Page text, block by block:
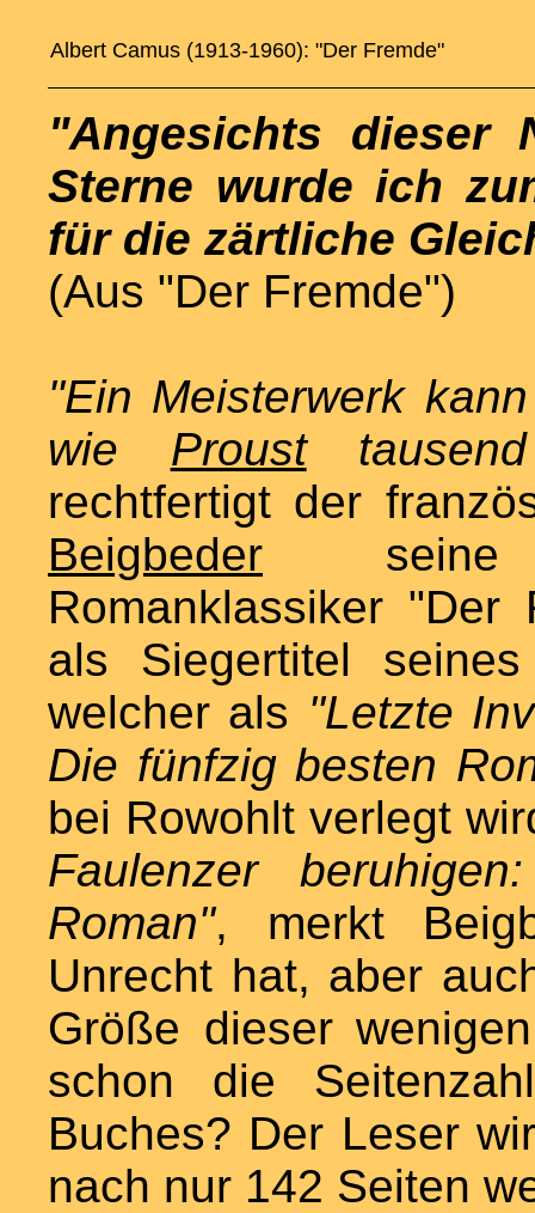
Albert Camus (1913-1960): "Der Fremde"
"Angesichts dieser
Sterne wurde ich
für die zärtliche
(Aus "Der Fremde")
"Ein Meisterwerk
wie Prousttausend
rechtfertigt der
Beigbeder seine
Romanklassiker
als Siegertitel
welcher als "Letzte
Die fünfzig besten
bei Rowohlt verlegt
Faulenzer
Roman", merkt
Unrecht hat, aber
Größe dieser
schon die
Buches? Der Leser
nach nur 142 Seiten